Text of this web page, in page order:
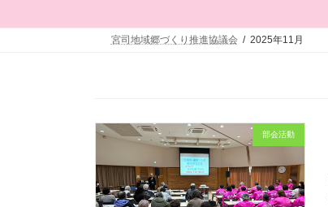
宮司地域郷づくり推進協議会 2025年11月
部会活動